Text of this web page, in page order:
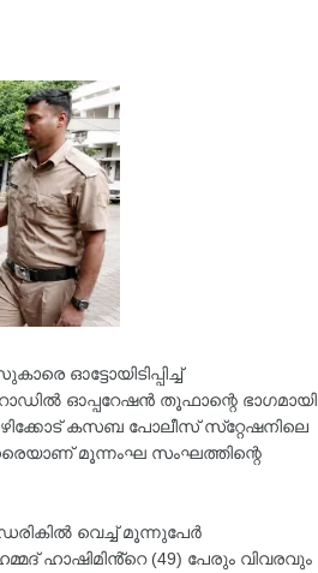
ഓട്ടോയിടിപ്പിച്ച്
ഓപ്പറേഷൻ തൂഫാന്റെ ഭാഗമായി
കസബ പോലീസ് സ്‌റ്റേഷനിലെ
മൂന്നംഘ സംഘത്തിന്റെ
വെച്ച് മൂന്നുപേർ
ഹാഷിമിൻ്റെ (49) പേരും വിവരവും